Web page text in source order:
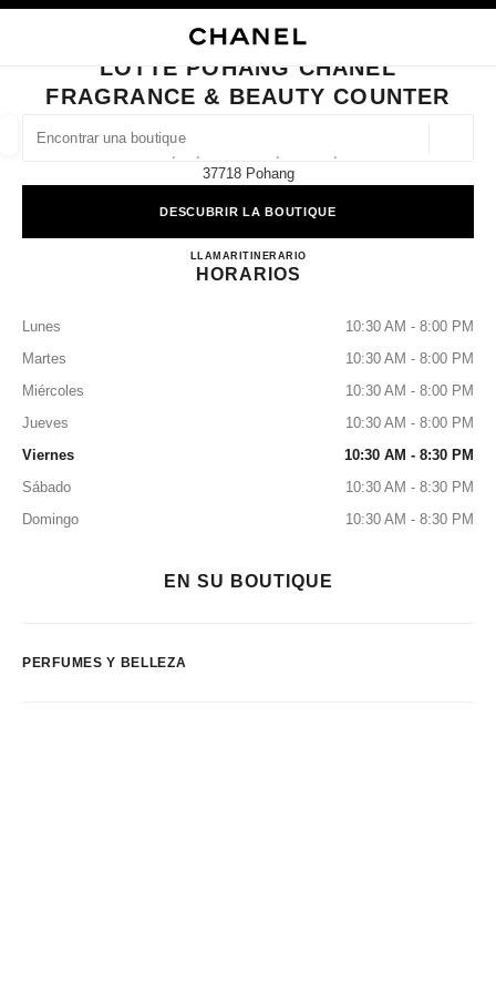
BUSCAR UNA BOUTIQUE
las sugerencias se muestran debajo de esta barra de búsqueda
0 Sugerencias disponibles
CERRAR TARJETA DE BOUTIQUE LOTTE POHANG CHANEL FRAGRANCE
LOTTE POHANG CHANEL
FRAGRANCE & BEAUTY COUNTER
1f, 62, Haksan-Ro, Buk-Gu,
37718 Pohang
DESCUBRIR LA BOUTIQUE
LLAMAR+82 54 230 1146
ITINERARIOLotte Pohang CHANEL
HORARIOS
Lunes
10:30 AM - 8:00 PM
Martes
10:30 AM - 8:00 PM
Miércoles
10:30 AM - 8:00 PM
Jueves
10:30 AM - 8:00 PM
Viernes
10:30 AM - 8:30 PM
Sábado
10:30 AM - 8:30 PM
Domingo
10:30 AM - 8:30 PM
EN SU BOUTIQUE
PERFUMES Y BELLEZA
filtros
resultado de los filtros por: